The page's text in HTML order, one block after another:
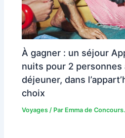
À gagner : un séjour
nuits pour 2
déjeuner, dans
choix
Voyages / Par Emma de